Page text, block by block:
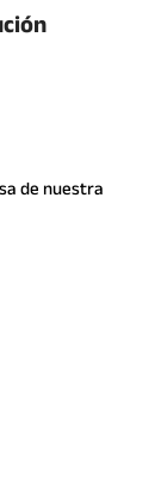
de nuestra